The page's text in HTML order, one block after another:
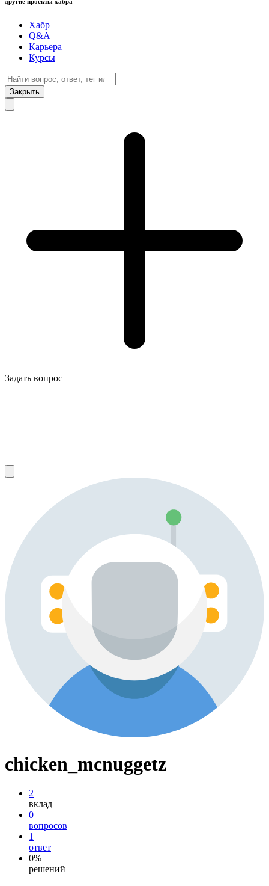
Хабр
Q&A
Карьера
Курсы
Закрыть
Задать вопрос
chicken_mcnuggetz
2
вклад
0
вопросов
1
ответ
0%
решений